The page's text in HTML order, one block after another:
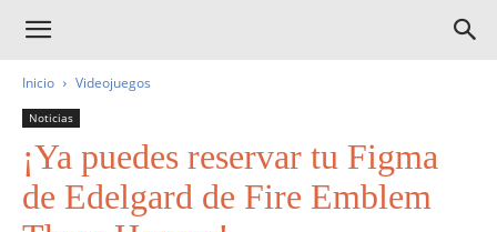
Inicio Videojuegos
Noticias
¡Ya puedes reservar tu Figma
de Edelgard de Fire Emblem